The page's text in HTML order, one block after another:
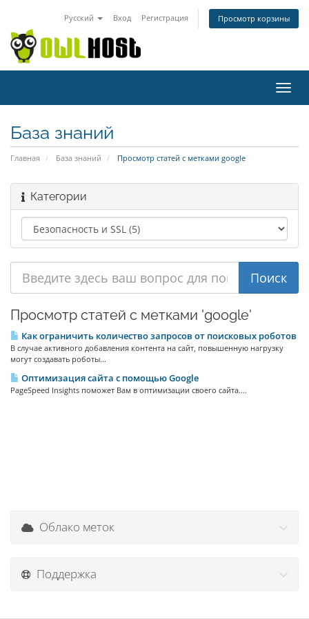
Русский Вход Регистрация Просмотр корзины
База знаний
Главная База знаний Просмотр статей с метками google
Категории
Просмотр статей с метками 'google'
Как ограничить количество запросов от поисковых роботов
В случае активного добавления контента на сайт, повышенную нагрузку
могут создавать роботы...
Оптимизация сайта с помощью Google
PageSpeed Insights поможет Вам в оптимизации своего сайта....
Облако меток
Поддержка